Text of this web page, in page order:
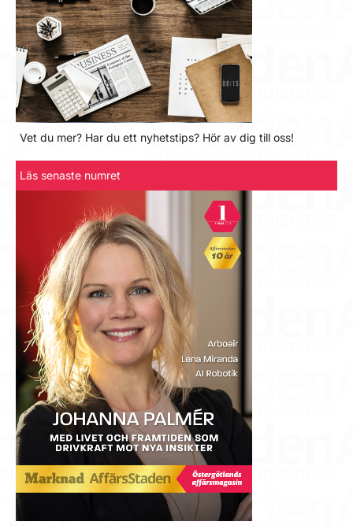
Vet du mer? Har du ett nyhetstips? Hör av dig till oss!
Läs senaste numret